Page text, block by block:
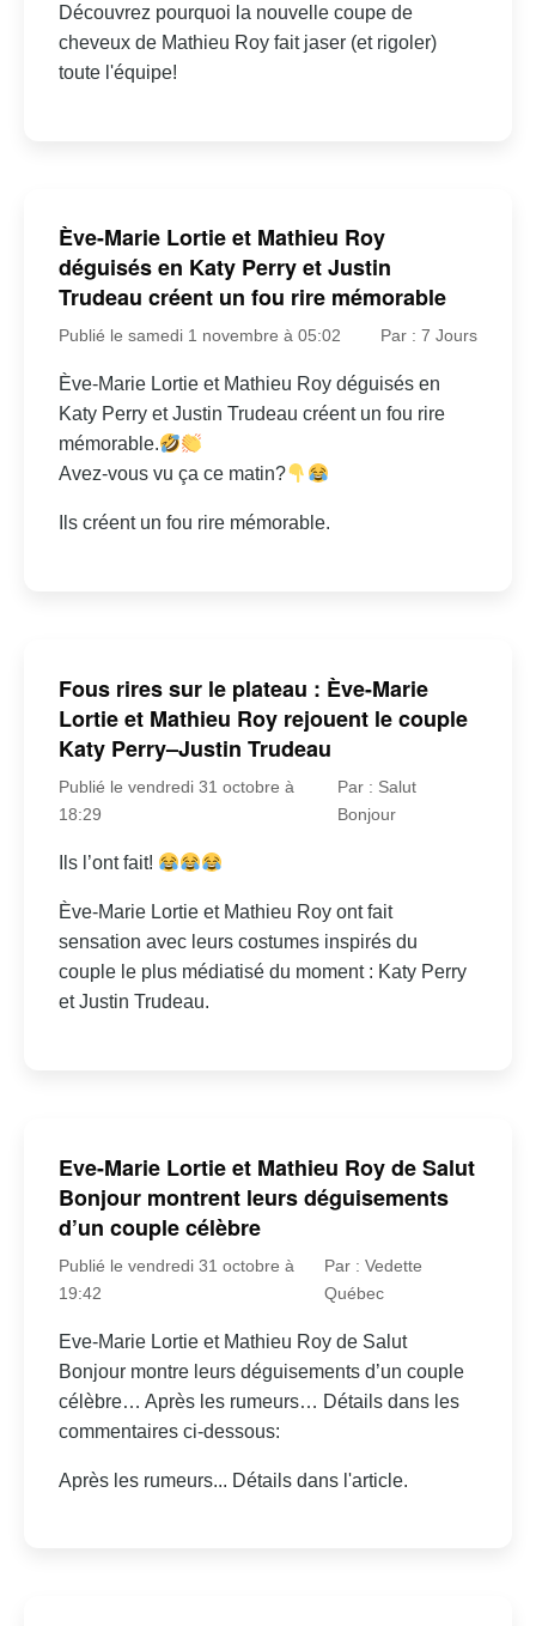
Découvrez pourquoi la nouvelle coupe de
cheveux de Mathieu Roy fait jaser (et rigoler)
toute l'équipe!
Ève-Marie Lortie et Mathieu Roy
déguisés en Katy Perry et Justin
Trudeau créent un fou rire mémorable
Publié le samedi 1 novembre à 05:02 Par : 7 Jours
Ève-Marie Lortie et Mathieu Roy déguisés en
Katy Perry et Justin Trudeau créent un fou rire
mémorable.
Avez-vous vu ça ce matin?
Ils créent un fou rire mémorable.
Fous rires sur le plateau : Ève-Marie
Lortie et Mathieu Roy rejouent le couple
Katy Perry–Justin Trudeau
Publié le vendredi 31 octobre à
18:29
Par : Salut
Bonjour
Ils l’ont fait!
Ève-Marie Lortie et Mathieu Roy ont fait
sensation avec leurs costumes inspirés du
couple le plus médiatisé du moment : Katy Perry
et Justin Trudeau.
Eve-Marie Lortie et Mathieu Roy de Salut
Bonjour montrent leurs déguisements
d’un couple célèbre
Publié le vendredi 31 octobre à
19:42
Par : Vedette
Québec
Eve-Marie Lortie et Mathieu Roy de Salut
Bonjour montre leurs déguisements d’un couple
célèbre… Après les rumeurs… Détails dans les
commentaires ci-dessous:
Après les rumeurs... Détails dans l'article.